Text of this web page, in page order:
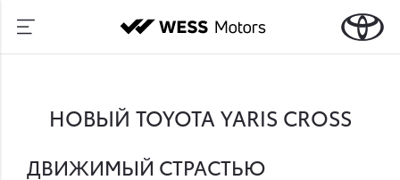
НОВЫЙ TOYOTA YARIS CROSS
ДВИЖИМЫЙ СТРАСТЬЮ